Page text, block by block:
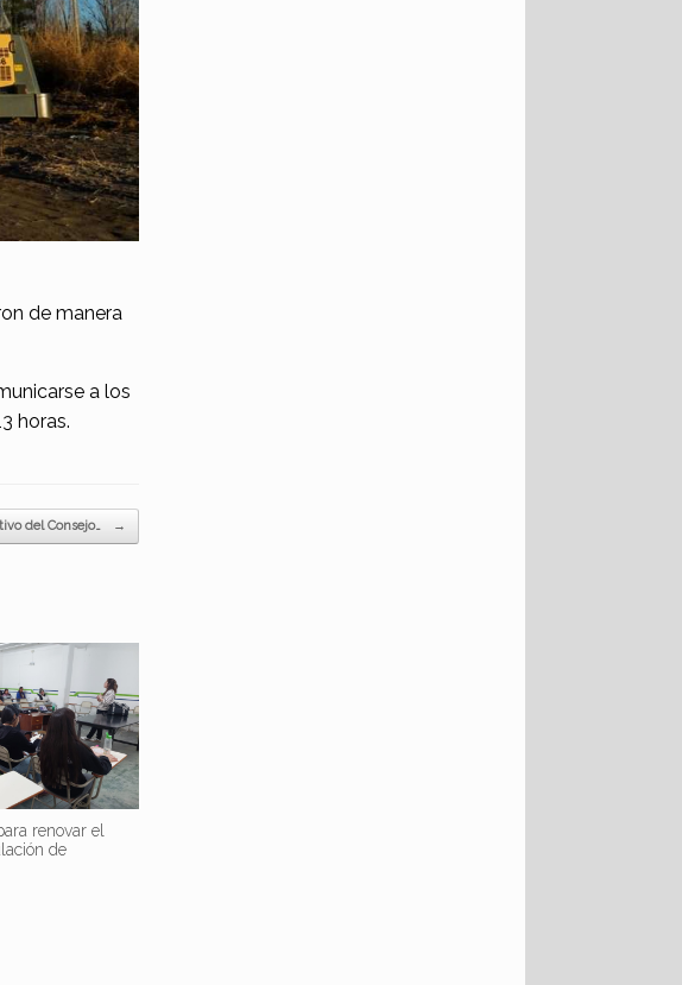
de manera
a los
horas.
del Consejo… →
renovar el
de